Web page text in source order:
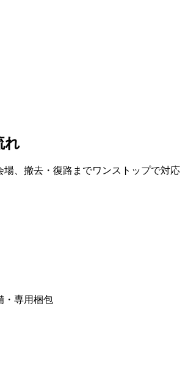
れ
場、撤去・復路までワンストップで対応
・専用梱包